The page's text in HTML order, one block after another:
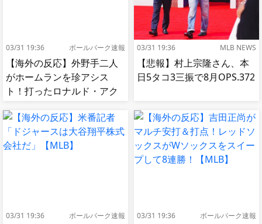
03/31 19:36 ボールパーク速報
【海外の反応】外野手二人
がホームランを珍アシス
ト！打ったロナルド・アク
03/31 19:36 MLB NEWS
【悲報】村上宗隆さん、本
日5タコ3三振で8月OPS.372
03/31 19:36 ボールパーク速報 03/31 19:36 ボールパーク速報